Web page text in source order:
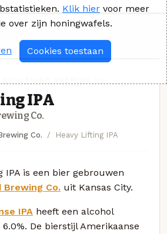
IPA
Co.
Co. Heavy Lifting IPA
IPA is een bier gebrouwen
Brewing Co. uit Kansas City.
IPA heeft een alcohol
De bierstijl Amerikaanse
Klik hier voor meer
over zijn honingwafels.
Cookies toestaan